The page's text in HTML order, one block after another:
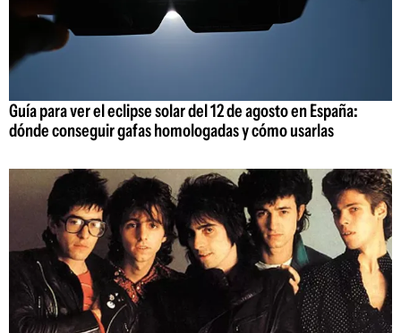
Guía para ver el eclipse solar del 12 de agosto en España:
dónde conseguir gafas homologadas y cómo usarlas